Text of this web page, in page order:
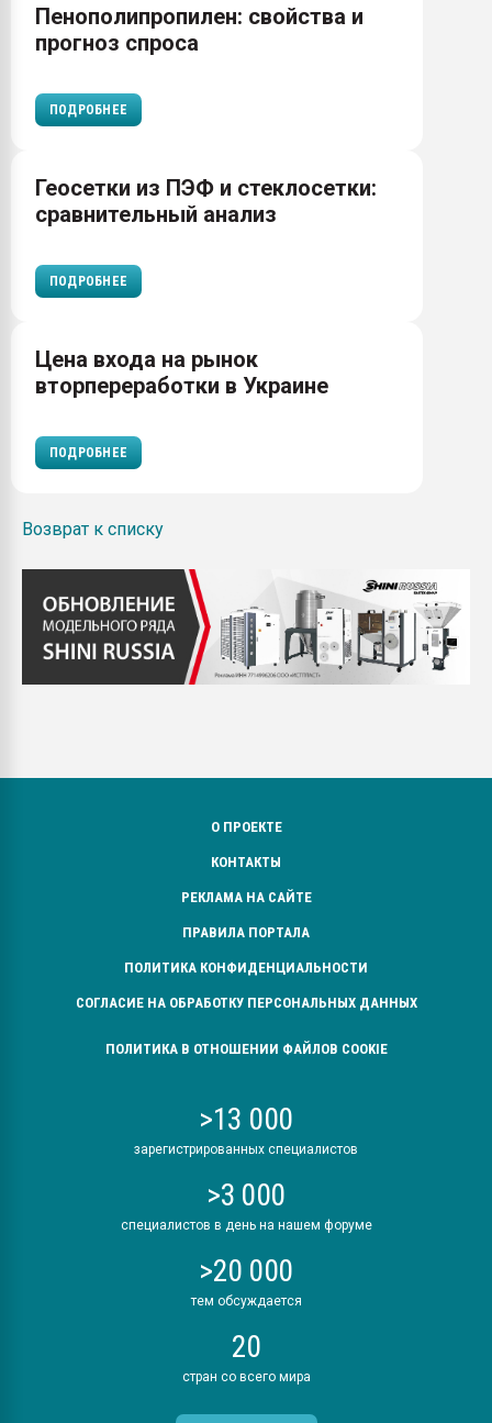
Пенополипропилен: свойства и
прогноз спроса
ПОДРОБНЕЕ
Геосетки из ПЭФ и стеклосетки:
сравнительный анализ
ПОДРОБНЕЕ
Цена входа на рынок
вторпереработки в Украине
ПОДРОБНЕЕ
Возврат к списку
О ПРОЕКТЕ
КОНТАКТЫ
РЕКЛАМА НА САЙТЕ
ПРАВИЛА ПОРТАЛА
ПОЛИТИКА КОНФИДЕНЦИАЛЬНОСТИ
СОГЛАСИЕ НА ОБРАБОТКУ ПЕРСОНАЛЬНЫХ ДАННЫХ
ПОЛИТИКА В ОТНОШЕНИИ ФАЙЛОВ COOKIE
>13 000
зарегистрированных специалистов
>3 000
специалистов в день на нашем форуме
>20 000
тем обсуждается
20
стран со всего мира